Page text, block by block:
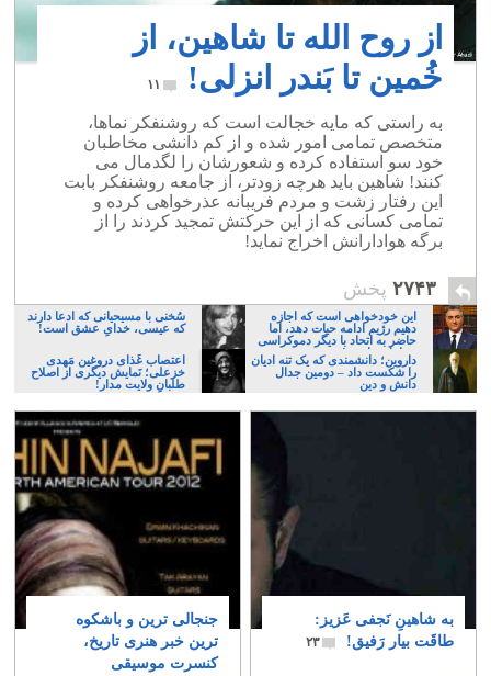
از روح الله تا شاهین، از
خُمین تا بَندر انزلی!
۱۱
به راستی که مایه خجالت است که روشنفکر نماها،
متخصص تمامی امور شده و از کم دانشی مخاطبان
خود سو استفاده کرده و شعورشان را لگدمال می
کنند! شاهین باید هرچه زودتر، از جامعه روشنفکر بابت
این رفتار زشت و مردم فریبانه عذرخواهی کرده و
تمامی کسانی که از این حرکتش تمجید کردند را از
برگه هوادارانش اخراج نماید!
۲۷۴۳ پخش
این خودخواهی است که اجازه
دهیم رژیم ادامه حیات دهد، اما
حاضر به اتحاد با دیگر دموکراسی
خواهان نباشیم!
سُخنی با مسیحیانی که ادعا دارند
که عیسی، خدایِ عشق است!
داروین؛ دانشمندی که یک تنه ادیان
را شکست داد – دومین جدال
دانش و دین
اعتصاب غَذای دروغین مَهدی
خزعلی؛ نَمایش دیگری از اصلاح
طلبانِ ولایت مدار!
به شاهینِ نَجفی عَزیز:
طاقَت بیار رَفیق!
۲۳
جنجالی ترین و باشکوه
ترین خبر هنری تاریخ،
کنسرت موسیقی